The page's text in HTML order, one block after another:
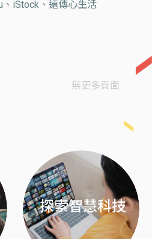
、iStock、遠傳心生活
無更多頁面
Previous
探索智慧科技